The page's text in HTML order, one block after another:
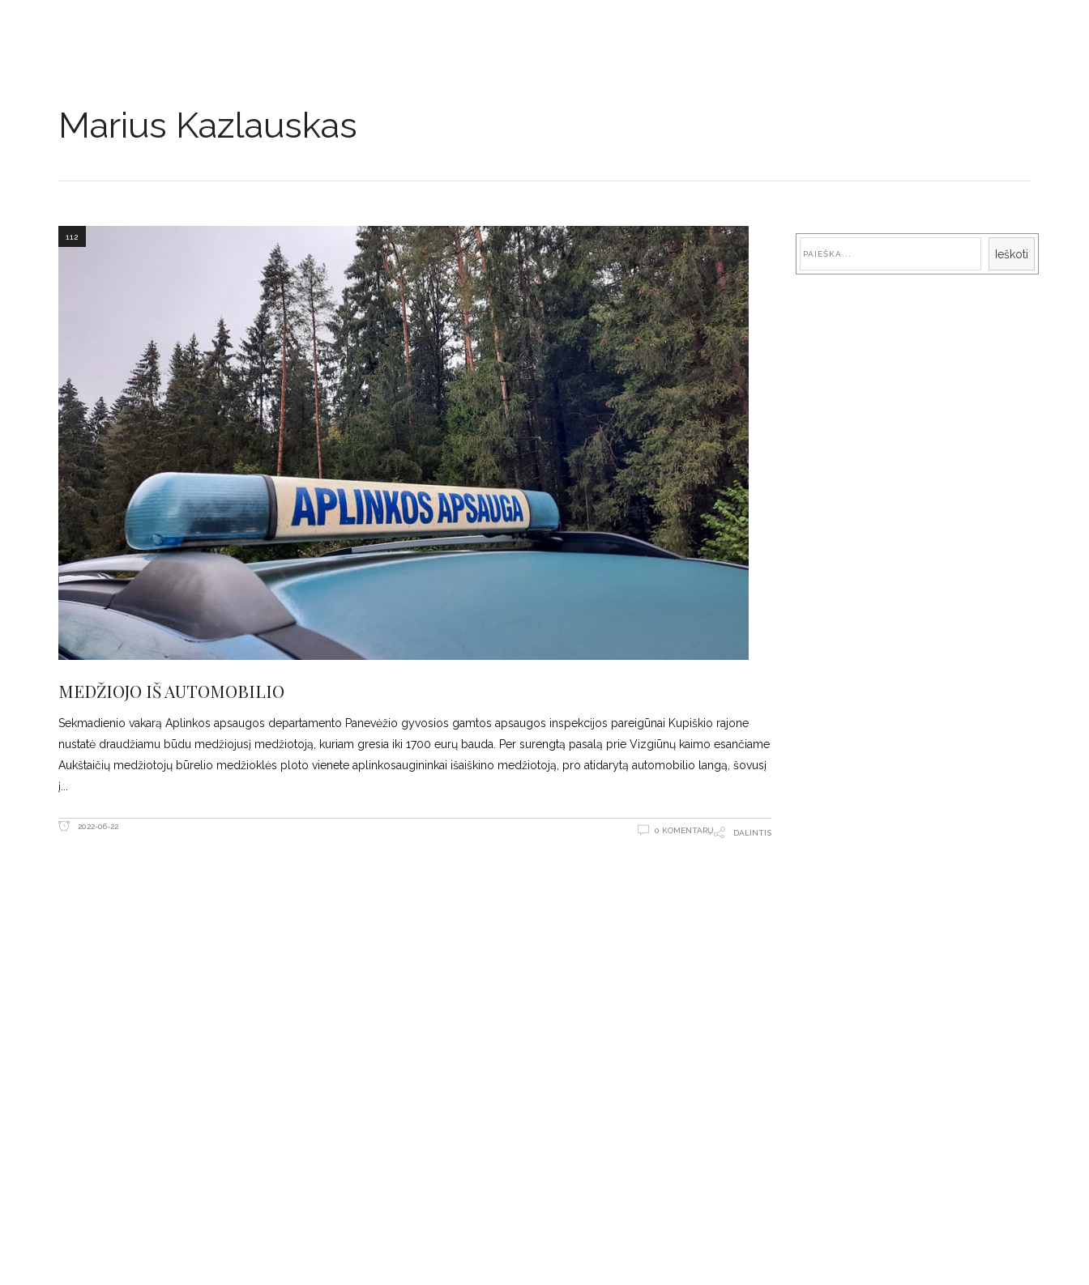
Marius Kazlauskas
112
MEDŽIOJO IŠ AUTOMOBILIO
Sekmadienio vakarą Aplinkos apsaugos departamento Panevėžio gyvosios gamtos apsaugos inspekcijos pareigūnai Kupiškio rajone
nustatė draudžiamu būdu medžiojusį medžiotoją, kuriam gresia iki 1700 eurų bauda. Per surengtą pasalą prie Vizgiūnų kaimo esančiame
Aukštaičių medžiotojų būrelio medžioklės ploto vienete aplinkosaugininkai išaiškino medžiotoją, pro atidarytą automobilio langą, šovusį
į
2022-06-22 0 KOMENTARŲ DALINTIS
Ieškoti